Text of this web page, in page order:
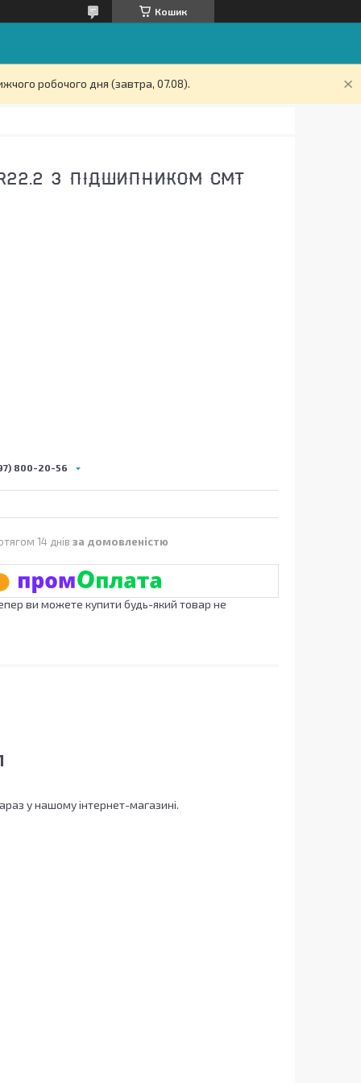
Кошик
робочого дня (завтра, 07.08).
З ПІДШИПНИКОМ СМТ
800-20-56
14 днів за домовленістю
ви можете купити будь-який товар не
у нашому інтернет-магазині.